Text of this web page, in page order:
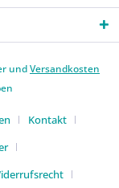
undVersandkosten
Kontakt